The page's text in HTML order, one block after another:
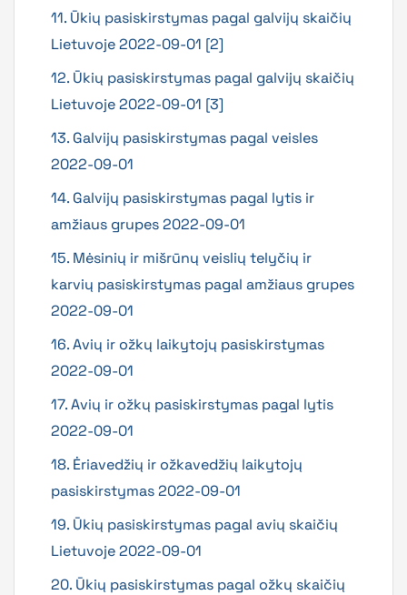
11. Ūkių pasiskirstymas pagal galvijų skaičių
Lietuvoje 2022-09-01 [2]
12. Ūkių pasiskirstymas pagal galvijų skaičių
Lietuvoje 2022-09-01 [3]
13. Galvijų pasiskirstymas pagal veisles
2022-09-01
14. Galvijų pasiskirstymas pagal lytis ir
amžiaus grupes 2022-09-01
15. Mėsinių ir mišrūnų veislių telyčių ir
karvių pasiskirstymas pagal amžiaus grupes
2022-09-01
16. Avių ir ožkų laikytojų pasiskirstymas
2022-09-01
17. Avių ir ožkų pasiskirstymas pagal lytis
2022-09-01
18. Ėriavedžių ir ožkavedžių laikytojų
pasiskirstymas 2022-09-01
19. Ūkių pasiskirstymas pagal avių skaičių
Lietuvoje 2022-09-01
20. Ūkių pasiskirstymas pagal ožkų skaičių